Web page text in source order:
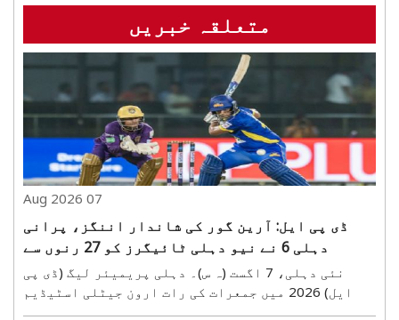
متعلقہ خبریں
07 Aug 2026
ڈی پی ایل: آرین گور کی شاندار اننگز، پرانی
دہلی 6 نے نیو دہلی ٹائیگرز کو 27 رنوں سے
ہرایا
نئی دہلی، 7 اگست (ہ س)۔ دہلی پریمیئر لیگ (ڈی پی
ایل) 2026 میں جمعرات کی رات ارون جیٹلی اسٹیڈیم